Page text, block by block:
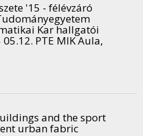
'15 - félévzáró
Kar hallgatói
05.12. PTE MIK Aula,
and the sport
urban fabric